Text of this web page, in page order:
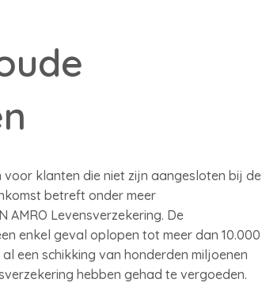
klanten die niet zijn aangesloten bij de
betreft onder meer
Levensverzekering. De
enkel geval oplopen tot meer dan 10.000
een schikking van honderden miljoenen
hebben gehad te vergoeden.